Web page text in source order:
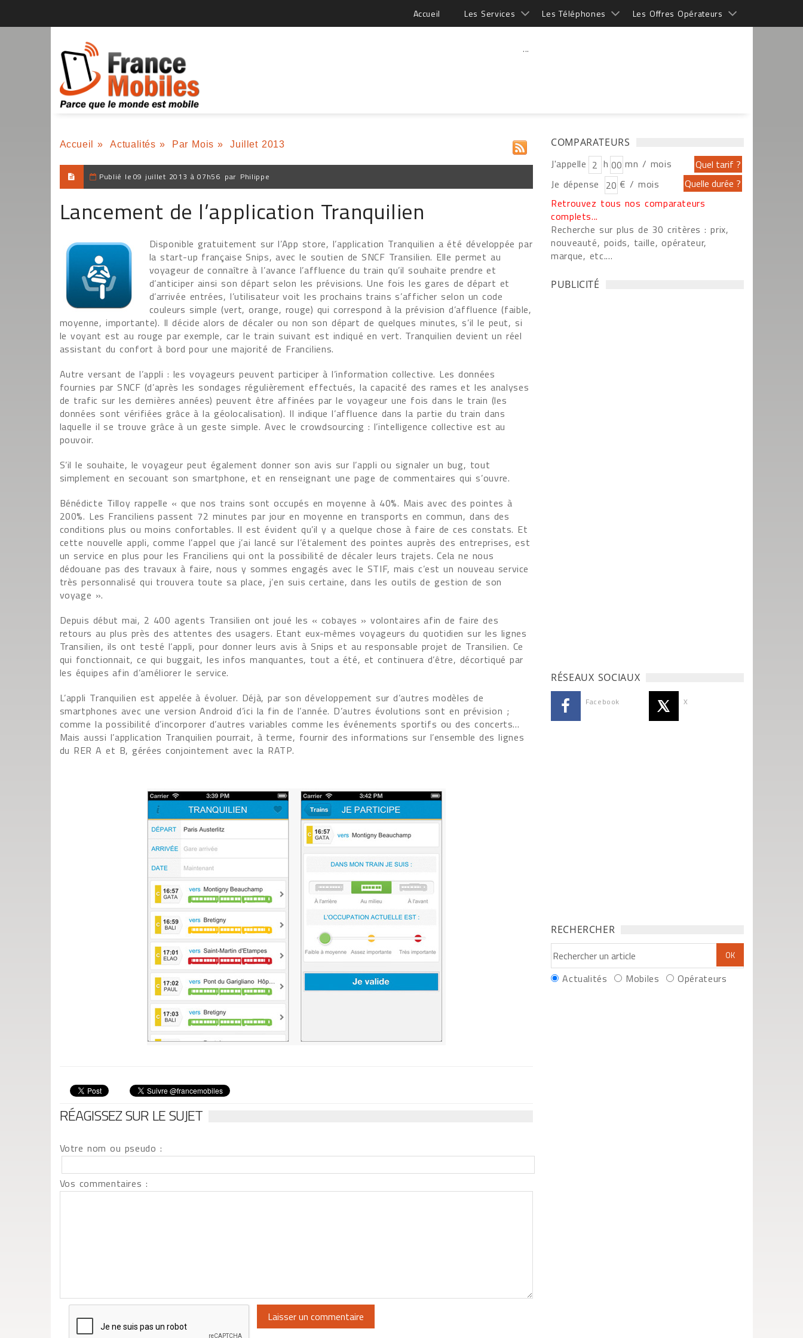
Accueil Les Services Les Téléphones Les Offres Opérateurs
...
Accueil » Actualités » Par Mois » Juillet 2013
Publié le 09 juillet 2013 à 07h56 par Philippe
Lancement de l’application Tranquilien
Disponible gratuitement sur l’App store, l’application Tranquilien a été développée par
la start-up française Snips, avec le soutien de SNCF Transilien. Elle permet au
voyageur de connaître à l’avance l’affluence du train qu’il souhaite prendre et
d’anticiper ainsi son départ selon les prévisions. Une fois les gares de départ et
d’arrivée entrées, l’utilisateur voit les prochains trains s’afficher selon un code
couleurs simple (vert, orange, rouge) qui correspond à la prévision d’affluence (faible,
moyenne, importante). Il décide alors de décaler ou non son départ de quelques minutes, s’il le peut, si
le voyant est au rouge par exemple, car le train suivant est indiqué en vert. Tranquilien devient un réel
assistant du confort à bord pour une majorité de Franciliens.
Autre versant de l’appli : les voyageurs peuvent participer à l’information collective. Les données
fournies par SNCF (d’après les sondages régulièrement effectués, la capacité des rames et les analyses
de trafic sur les dernières années) peuvent être affinées par le voyageur une fois dans le train (les
données sont vérifiées grâce à la géolocalisation). Il indique l’affluence dans la partie du train dans
laquelle il se trouve grâce à un geste simple. Avec le crowdsourcing : l’intelligence collective est au
pouvoir.
S’il le souhaite, le voyageur peut également donner son avis sur l’appli ou signaler un bug, tout
simplement en secouant son smartphone, et en renseignant une page de commentaires qui s’ouvre.
Bénédicte Tilloy rappelle « que nos trains sont occupés en moyenne à 40%. Mais avec des pointes à
200%. Les Franciliens passent 72 minutes par jour en moyenne en transports en commun, dans des
conditions plus ou moins confortables. Il est évident qu’il y a quelque chose à faire de ces constats. Et
cette nouvelle appli, comme l’appel que j’ai lancé sur l’étalement des pointes auprès des entreprises, est
un service en plus pour les Franciliens qui ont la possibilité de décaler leurs trajets. Cela ne nous
dédouane pas des travaux à faire, nous y sommes engagés avec le STIF, mais c’est un nouveau service
très personnalisé qui trouvera toute sa place, j’en suis certaine, dans les outils de gestion de son
voyage ».
Depuis début mai, 2 400 agents Transilien ont joué les « cobayes » volontaires afin de faire des
retours au plus près des attentes des usagers. Etant eux-mêmes voyageurs du quotidien sur les lignes
Transilien, ils ont testé l’appli, pour donner leurs avis à Snips et au responsable projet de Transilien. Ce
qui fonctionnait, ce qui buggait, les infos manquantes, tout a été, et continuera d’être, décortiqué par
les équipes afin d’améliorer le service.
L’appli Tranquilien est appelée à évoluer. Déjà, par son développement sur d’autres modèles de
smartphones avec une version Android d’ici la fin de l’année. D’autres évolutions sont en prévision ;
comme la possibilité d’incorporer d’autres variables comme les événements sportifs ou des concerts…
Mais aussi l’application Tranquilien pourrait, à terme, fournir des informations sur l’ensemble des lignes
du RER A et B, gérées conjointement avec la RATP.
RÉAGISSEZ SUR LE SUJET
Votre nom ou pseudo :
Vos commentaires :
COMPARATEURS
J'appelle h
mn / mois
Je dépense
€ / mois
Retrouvez tous nos comparateurs
complets...
Recherche sur plus de 30 critères : prix,
nouveauté, poids, taille, opérateur,
marque, etc....
PUBLICITÉ
RÉSEAUX SOCIAUX
Facebook X
RECHERCHER
Actualités Mobiles Opérateurs